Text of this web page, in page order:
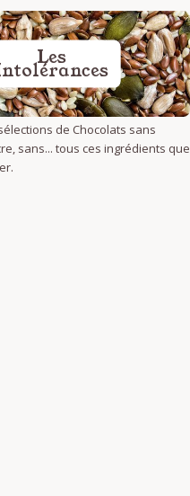
Les
de Chocolats sans
sans... tous ces ingrédients que